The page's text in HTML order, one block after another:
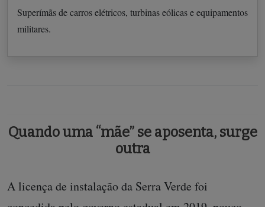
Superímãs de carros elétricos, turbinas eólicas e equipamentos
militares.
Quando uma “mãe” se aposenta, surge
outra
A licença de instalação da Serra Verde foi